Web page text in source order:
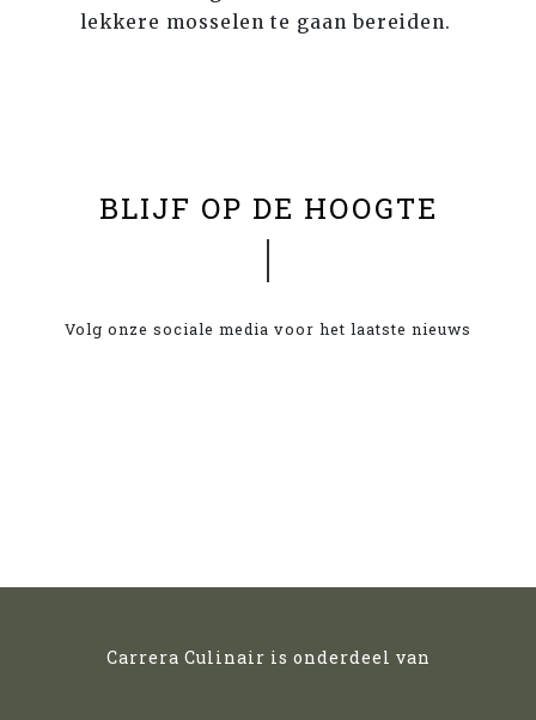
lekkere mosselen te gaan bereiden.
BLIJF OP DE HOOGTE
Volg onze sociale media voor het laatste nieuws
Carrera Culinair is onderdeel van